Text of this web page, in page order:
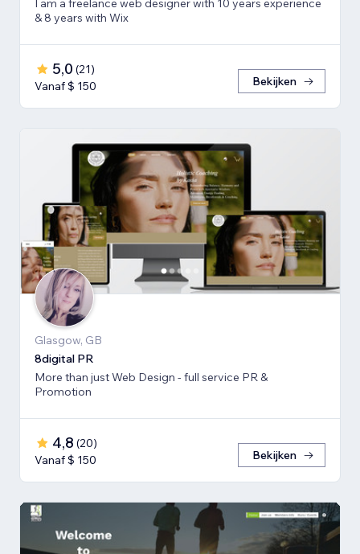
I am a freelance web designer with 10 years experience
& 8 years with Wix
5,0 (21)
Vanaf $ 150
Bekijken
Glasgow, GB
8digital PR
More than just Web Design - full service PR &
Promotion
4,8 (20)
Vanaf $ 150
Bekijken